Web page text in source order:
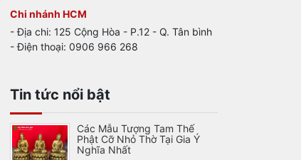
Chi nhánh HCM
- Địa chi: 125 Cộng Hòa - P.12 - Q. Tân bình
- Điện thoại: 0906 966 268
Tin tức nổi bật
Các Mẫu Tượng Tam Thế
Phật Cỡ Nhỏ Thờ Tại Gia Ý
Nghĩa Nhất